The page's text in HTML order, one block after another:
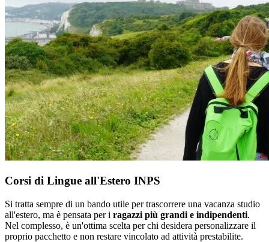
Corsi di Lingue all'Estero INPS
Si tratta sempre di un bando utile per trascorrere una vacanza studio
all'estero, ma è pensata per i ragazzi più grandi e indipendenti.
Nel complesso, è un'ottima scelta per chi desidera personalizzare il
proprio pacchetto e non restare vincolato ad attività prestabilite.